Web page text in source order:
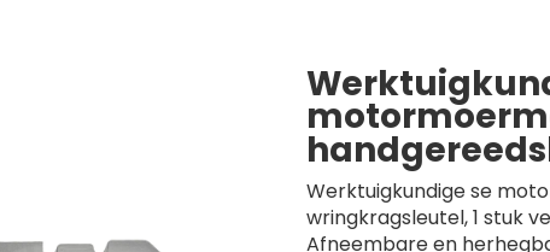
Werktuigkundige se
wringkragsleutel, 1 stuk
Afneembare en